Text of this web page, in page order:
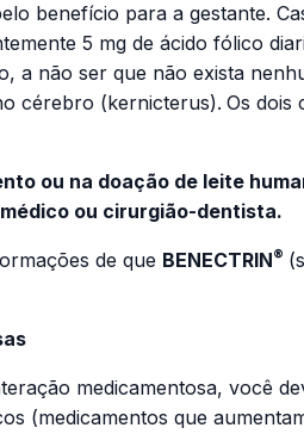
benefício para a gestante.
5 mg de ácido fólico
a não ser que não exista
cérebro (kernicterus). Os dois
ou na doação de leite
ou cirurgião-dentista.
de que BENECTRIN®
medicamentosa, você
(medicamentos que